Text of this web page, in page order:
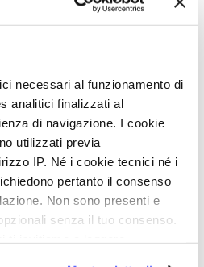
necessari al funzionamento di
analitici finalizzati al
di navigazione. I cookie
utilizzati previa
IP. Né i cookie tecnici né i
pertanto il consenso
Non sono presenti e
senza il tuo consenso.